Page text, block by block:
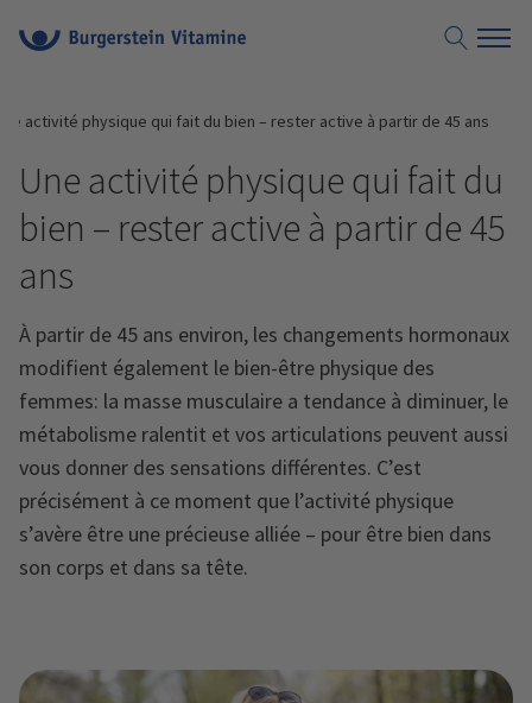
activité physique qui fait du bien – rester active à partir de 45 ans
Une activité physique qui fait du
bien – rester active à partir de 45
ans
À partir de 45 ans environ, les changements hormonaux
modifient également le bien-être physique des
femmes: la masse musculaire a tendance à diminuer, le
métabolisme ralentit et vos articulations peuvent aussi
vous donner des sensations différentes. C’est
précisément à ce moment que l’activité physique
s’avère être une précieuse alliée – pour être bien dans
son corps et dans sa tête.